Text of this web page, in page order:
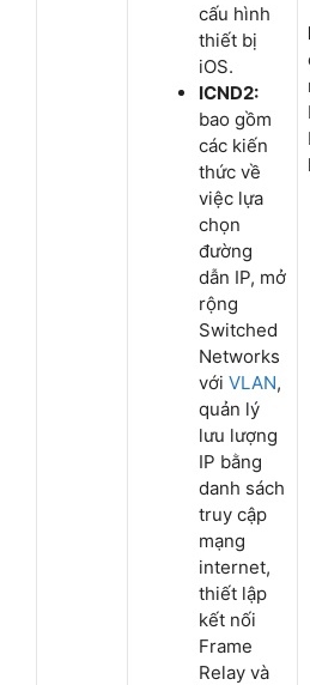
cấu hình
thiết bị
iOS.
ICND2:
bao gồm
các kiến
thức về
việc lựa
chọn
đường
dẫn IP, mở
rộng
Switched
Networks
với VLAN,
quản lý
lưu lượng
IP bằng
danh sách
truy cập
mạng
internet,
thiết lập
kết nối
Frame
Relay và